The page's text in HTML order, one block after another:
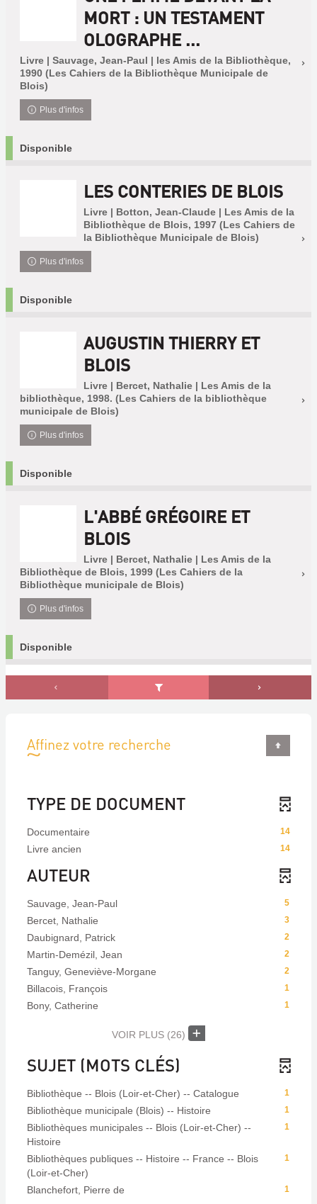
MORT : UN TESTAMENT
OLOGRAPHE ...
Livre | Sauvage, Jean-Paul | les Amis de la Bibliothèque,
1990 (Les Cahiers de la Bibliothèque Municipale de
Blois)
Plus d'infos
Disponible
LES CONTERIES DE BLOIS
Livre | Botton, Jean-Claude | Les Amis de la
Bibliothèque de Blois, 1997 (Les Cahiers de
la Bibliothèque Municipale de Blois)
Plus d'infos
Disponible
AUGUSTIN THIERRY ET
BLOIS
Livre | Bercet, Nathalie | Les Amis de la
bibliothèque, 1998. (Les Cahiers de la bibliothèque
municipale de Blois)
Plus d'infos
Disponible
L'ABBÉ GRÉGOIRE ET
BLOIS
Livre | Bercet, Nathalie | Les Amis de la
Bibliothèque de Blois, 1999 (Les Cahiers de la
Bibliothèque municipale de Blois)
Plus d'infos
Disponible
Affinez votre recherche
TYPE DE DOCUMENT
14
Documentaire
14
Livre ancien
AUTEUR
5
Sauvage, Jean-Paul
3
Bercet, Nathalie
2
Daubignard, Patrick
2
Martin-Demézil, Jean
2
Tanguy, Geneviève-Morgane
1
Billacois, François
1
Bony, Catherine
VOIR PLUS (26)
SUJET (MOTS CLÉS)
1
Bibliothèque -- Blois (Loir-et-Cher) -- Catalogue
1
Bibliothèque municipale (Blois) -- Histoire
1
Bibliothèques municipales -- Blois (Loir-et-Cher) --
Histoire
1
Bibliothèques publiques -- Histoire -- France -- Blois
(Loir-et-Cher)
1
Blanchefort, Pierre de